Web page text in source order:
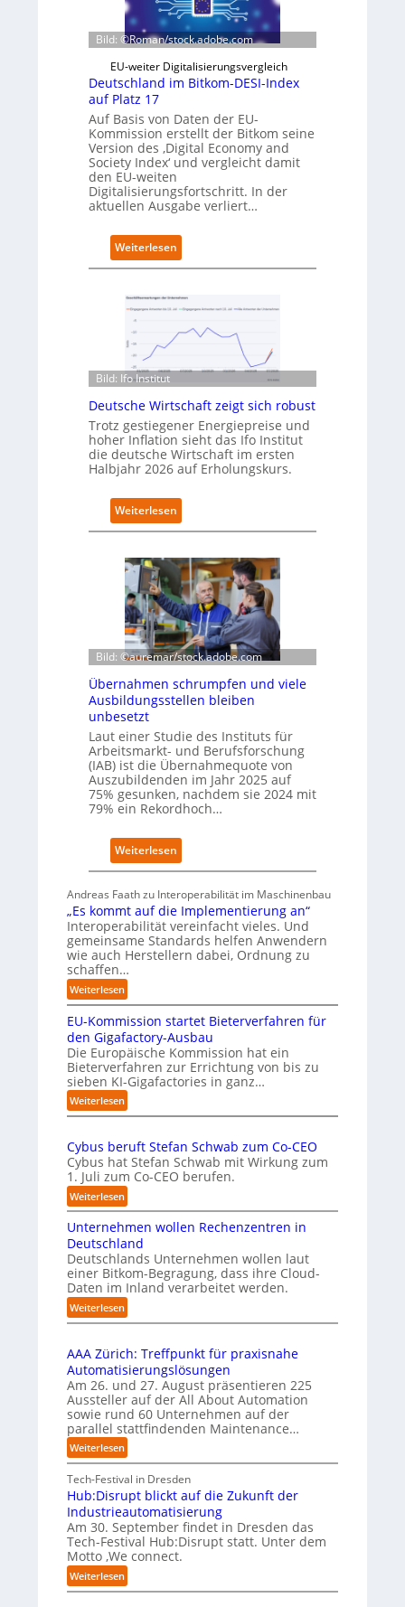
t
e
g
r
i
r
t
r
z
D
i
g
t
s
e
r
f
f
t
e
u
a
m
p
u
s
Bild: ©Roman/stock.adobe.com
EU-weiter Digitalisierungsvergleich
Deutschland im Bitkom-DESI-Index
auf Platz 17
Auf Basis von Daten der EU-
Kommission erstellt der Bitkom seine
Version des ‚Digital Economy and
Society Index‘ und vergleicht damit
den EU-weiten
Digitalisierungsfortschritt. In der
aktuellen Ausgabe verliert…
Weiterlesen
D
u
t
n
d
i
m
B
k
m
-
D
E
S
I
-
I
n
d
x
a
u
f
P
l
z
7
Bild: Ifo Institut
Deutsche Wirtschaft zeigt sich robust
Trotz gestiegener Energiepreise und
hoher Inflation sieht das Ifo Institut
die deutsche Wirtschaft im ersten
Halbjahr 2026 auf Erholungskurs.
Weiterlesen
D
u
s
c
h
e
W
r
t
c
h
a
f
t
z
e
g
s
i
c
h
r
s
t
Bild: ©auremar/stock.adobe.com
Übernahmen schrumpfen und viele
Ausbildungsstellen bleiben
unbesetzt
Laut einer Studie des Instituts für
Arbeitsmarkt- und Berufsforschung
(IAB) ist die Übernahmequote von
Auszubildenden im Jahr 2025 auf
75% gesunken, nachdem sie 2024 mit
79% ein Rekordhoch…
Weiterlesen
Ü
e
r
n
a
h
s
c
h
r
f
e
n
n
d
i
e
l
A
s
b
i
d
u
g
s
s
t
l
l
n
Andreas Faath zu Interoperabilität im Maschinenbau
„Es kommt auf die Implementierung an“
Interoperabilität vereinfacht vieles. Und
gemeinsame Standards helfen Anwendern
wie auch Herstellern dabei, Ordnung zu
schaffen…
Weiterlesen:
„
E
s
k
o
m
m
t
u
f
d
i
e
m
p
l
e
m
e
n
i
e
r
u
n
g
a
n
“
EU-Kommission startet Bieterverfahren für
den Gigafactory-Ausbau
Die Europäische Kommission hat ein
Bieterverfahren zur Errichtung von bis zu
sieben KI-Gigafactories in ganz…
Weiterlesen:
E
-
K
o
m
m
i
s
s
i
o
n
s
a
r
t
e
t
B
i
e
t
e
r
v
e
r
f
a
h
Cybus beruft Stefan Schwab zum Co-CEO
Cybus hat Stefan Schwab mit Wirkung zum
1. Juli zum Co-CEO berufen.
Weiterlesen:
C
y
b
u
s
b
e
r
f
S
t
e
f
a
n
c
h
w
a
b
z
u
m
Unternehmen wollen Rechenzentren in
Deutschland
Deutschlands Unternehmen wollen laut
einer Bitkom-Begragung, dass ihre Cloud-
Daten im Inland verarbeitet werden.
Weiterlesen:
U
t
e
r
n
e
h
e
n
w
o
l
e
n
R
AAA Zürich: Treffpunkt für praxisnahe
Automatisierungslösungen
Am 26. und 27. August präsentieren 225
Aussteller auf der All About Automation
sowie rund 60 Unternehmen auf der
parallel stattfindenden Maintenance…
Weiterlesen:
A
A
A
Z
ü
r
i
c
h
Tech-Festival in Dresden
Hub:Disrupt blickt auf die Zukunft der
Industrieautomatisierung
Am 30. September findet in Dresden das
Tech-Festival Hub:Disrupt statt. Unter dem
Motto ‚We connect.
Weiterlesen:
H